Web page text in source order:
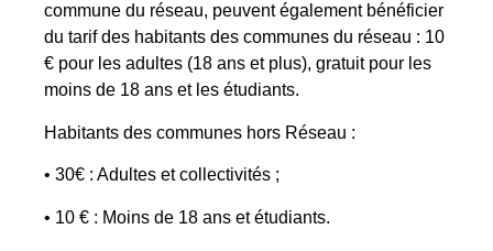
commune du réseau, peuvent également bénéficier
du tarif des habitants des communes du réseau : 10
€ pour les adultes (18 ans et plus), gratuit pour les
moins de 18 ans et les étudiants.
Habitants des communes hors Réseau :
• 30€ : Adultes et collectivités ;
• 10 € : Moins de 18 ans et étudiants.